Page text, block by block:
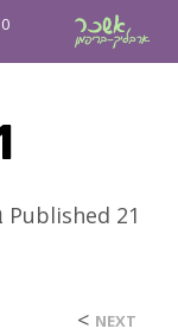
0
Published 21 בינואר 2026
NEXT
>